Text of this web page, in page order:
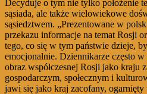
Decyduje o tym nie tylko położenie
sąsiada, ale także wielowiekowe
sąsiedztwem. „Prezentowane w
przekazu informacje na temat Rosji
tego, co się w tym państwie dzieje,
emocjonalnie. Dziennikarze często
obraz współczesnej Rosji jako kraju
gospodarczym, społecznym i
jawi się jako kraj zacofany, ogarnięty